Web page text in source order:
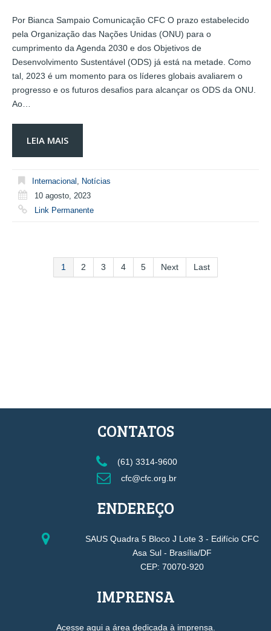
Por Bianca Sampaio Comunicação CFC O prazo estabelecido
pela Organização das Nações Unidas (ONU) para o
cumprimento da Agenda 2030 e dos Objetivos de
Desenvolvimento Sustentável (ODS) já está na metade. Como
tal, 2023 é um momento para os líderes globais avaliarem o
progresso e os futuros desafios para alcançar os ODS da ONU.
Ao…
LEIA MAIS
Internacional , Notícias
10 agosto, 2023
Link Permanente
1 2 3 4 5 Next Last
CONTATOS
(61) 3314-9600
cfc@cfc.org.br
ENDEREÇO
SAUS Quadra 5 Bloco J Lote 3 - Edifício CFC
Asa Sul - Brasília/DF
CEP: 70070-920
IMPRENSA
Acesse aqui a área dedicada à imprensa.